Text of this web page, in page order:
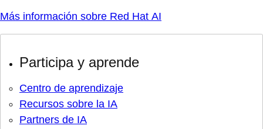
Más información sobre Red Hat AI
Participa y aprende
Centro de aprendizaje
Recursos sobre la IA
Partners de IA